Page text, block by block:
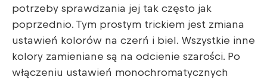
potrzeby sprawdzania jej tak często jak
poprzednio. Tym prostym trickiem jest zmiana
ustawień kolorów na czerń i biel. Wszystkie inne
kolory zamieniane są na odcienie szarości. Po
włączeniu ustawień monochromatycznych